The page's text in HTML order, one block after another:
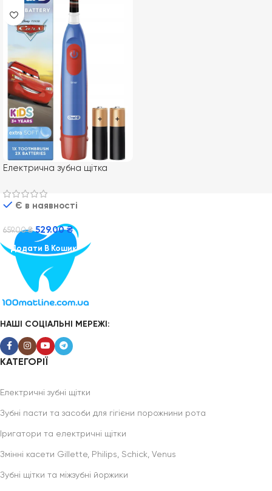
Електрична зубна щітка
(Cars)
Є в наявності
659.00₴ 529.00₴
Додати В Кошик
НАШІ СОЦІАЛЬНІ МЕРЕЖІ:
КАТЕГОРІЇ
Електричні зубні щітки
Зубні пасти та засоби для гігієни порожнини рота
Іригатори та електричні щітки
Змінні касети Gillette, Philips, Schick, Venus
Зубні щітки та міжзубні йоржики